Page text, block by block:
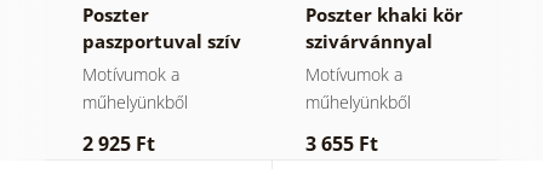
Poszter
paszportuval szív
idézettel
Motívumok a
műhelyünkből
2 925 Ft
Poszter khaki kör
szivárvánnyal
Mid-Century.
Motívumok a
műhelyünkből
3 655 Ft